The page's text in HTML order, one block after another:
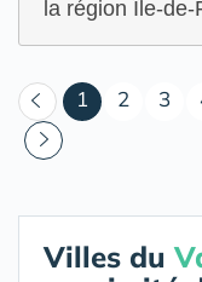
la région Île-
1 (courant)
2 3
Villes du